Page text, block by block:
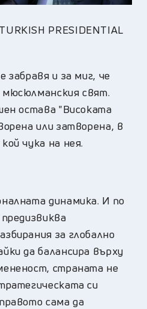
PRESIDENTIAL
забравя и за миг, че
свят.
остава "Високата
или затворена, в
чука на нея.
динамика. И по
за глобално
да балансира върху
страната не
си
сама да